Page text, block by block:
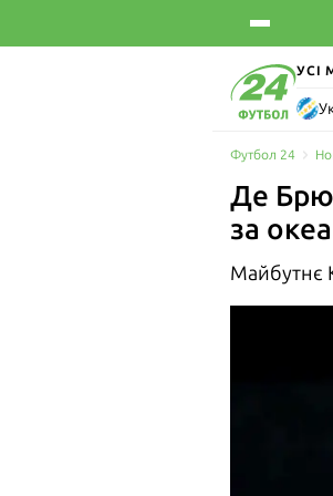
УСІ
Футбол 24
Де
за
Майбутнє